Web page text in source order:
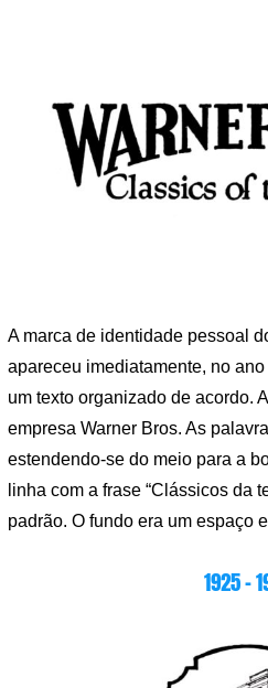
A marca de identidade pessoal
apareceu imediatamente, no
um texto organizado de acordo.
empresa Warner Bros. As
estendendo-se do meio para a
linha com a frase “Clássicos da
padrão. O fundo era um espaço
1925 –